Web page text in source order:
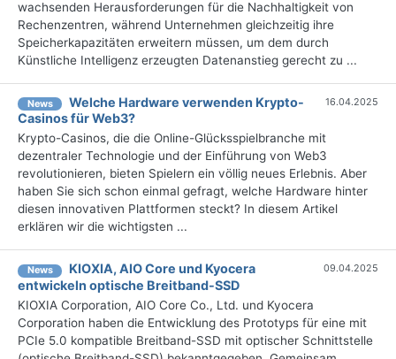
wachsenden Herausforderungen für die Nachhaltigkeit von
Rechenzentren, während Unternehmen gleichzeitig ihre
Speicherkapazitäten erweitern müssen, um dem durch
Künstliche Intelligenz erzeugten Datenanstieg gerecht zu ...
News
Welche Hardware verwenden Krypto-
Casinos für Web3?
16.04.2025
Krypto-Casinos, die die Online-Glücksspielbranche mit
dezentraler Technologie und der Einführung von Web3
revolutionieren, bieten Spielern ein völlig neues Erlebnis. Aber
haben Sie sich schon einmal gefragt, welche Hardware hinter
diesen innovativen Plattformen steckt? In diesem Artikel
erklären wir die wichtigsten ...
News
KIOXIA, AIO Core und Kyocera
entwickeln optische Breitband-SSD
09.04.2025
KIOXIA Corporation, AIO Core Co., Ltd. und Kyocera
Corporation haben die Entwicklung des Prototyps für eine mit
PCIe 5.0 kompatible Breitband-SSD mit optischer Schnittstelle